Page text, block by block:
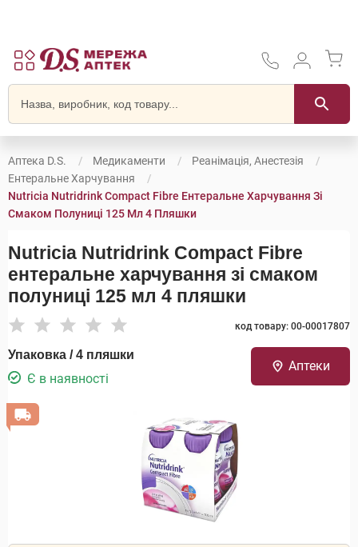
Аптека D.S. Медикаменти
Реанімація, Анестезія
Ентеральне Харчування
Nutricia Nutridrink Compact Fibre Ентеральне Харчування Зі
Смаком Полуниці 125 Мл 4 Пляшки
Nutricia Nutridrink Compact Fibre
ентеральне харчування зі смаком
полуниці 125 мл 4 пляшки
код товару: 00-00017807
Упаковка / 4 пляшки
Є в наявності
Аптеки